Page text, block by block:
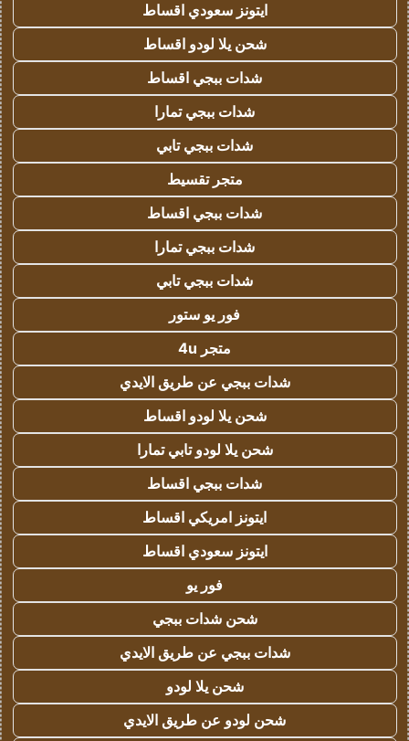
ايتونز سعودي اقساط
شحن يلا لودو اقساط
شدات ببجي اقساط
شدات ببجي تمارا
شدات ببجي تابي
متجر تقسيط
شدات ببجي اقساط
شدات ببجي تمارا
شدات ببجي تابي
فور يو ستور
متجر 4u
شدات ببجي عن طريق الايدي
شحن يلا لودو اقساط
شحن يلا لودو تابي تمارا
شدات ببجي اقساط
ايتونز امريكي اقساط
ايتونز سعودي اقساط
فور يو
شحن شدات ببجي
شدات ببجي عن طريق الايدي
شحن يلا لودو
شحن لودو عن طريق الايدي